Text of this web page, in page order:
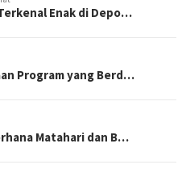
Enak di Depo…
Program yang Berd…
Matahari dan B…